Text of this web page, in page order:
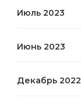
Июль 2023
Июнь 2023
Декабрь 2022